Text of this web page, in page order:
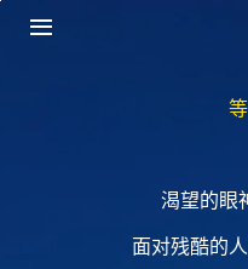
渴望的眼
面对残酷的